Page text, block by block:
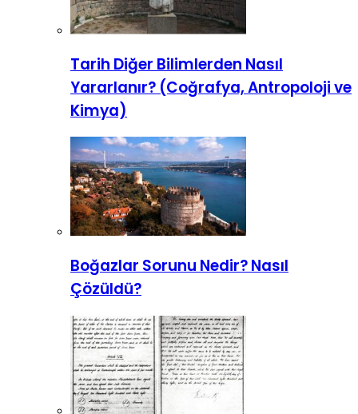
Tarih Diğer Bilimlerden Nasıl
Yararlanır? (Coğrafya, Antropoloji ve
Kimya)
Boğazlar Sorunu Nedir? Nasıl
Çözüldü?